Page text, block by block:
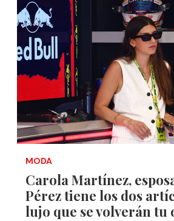
MODA
Carola Martínez,
Pérez tiene los dos
lujo que se volverán tu